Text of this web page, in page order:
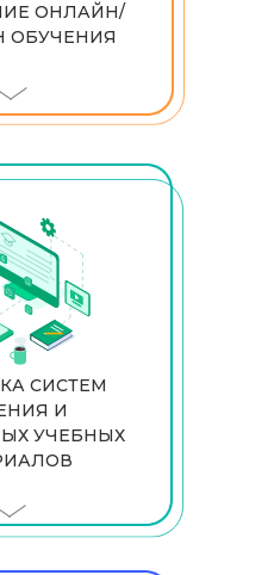
СИСТЕМ
И
УЧЕБНЫХ
ОНЛАЙН/
ОБУЧЕНИЯ